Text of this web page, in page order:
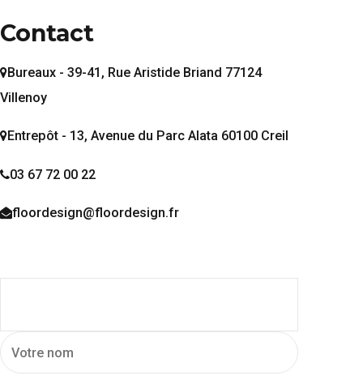
Contact
Bureaux - 39-41, Rue Aristide Briand 77124
Villenoy
Entrepôt - 13, Avenue du Parc Alata 60100 Creil
03 67 72 00 22
floordesign@floordesign.fr